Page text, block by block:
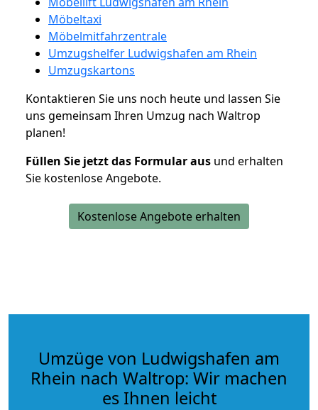
Möbeltaxi
Möbelmitfahrzentrale
Umzugshelfer Ludwigshafen am Rhein
Umzugskartons
Kontaktieren Sie uns noch heute und lassen Sie
uns gemeinsam Ihren Umzug nach Waltrop
planen!
Füllen Sie jetzt das Formular aus und erhalten
Sie kostenlose Angebote.
Kostenlose Angebote erhalten
Umzüge von Ludwigshafen am
Rhein nach Waltrop: Wir machen
es Ihnen leicht